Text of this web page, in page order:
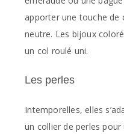
apporter une touche de
neutre. Les bijoux
un col roulé uni.
Les perles
Intemporelles, elles
un collier de perles